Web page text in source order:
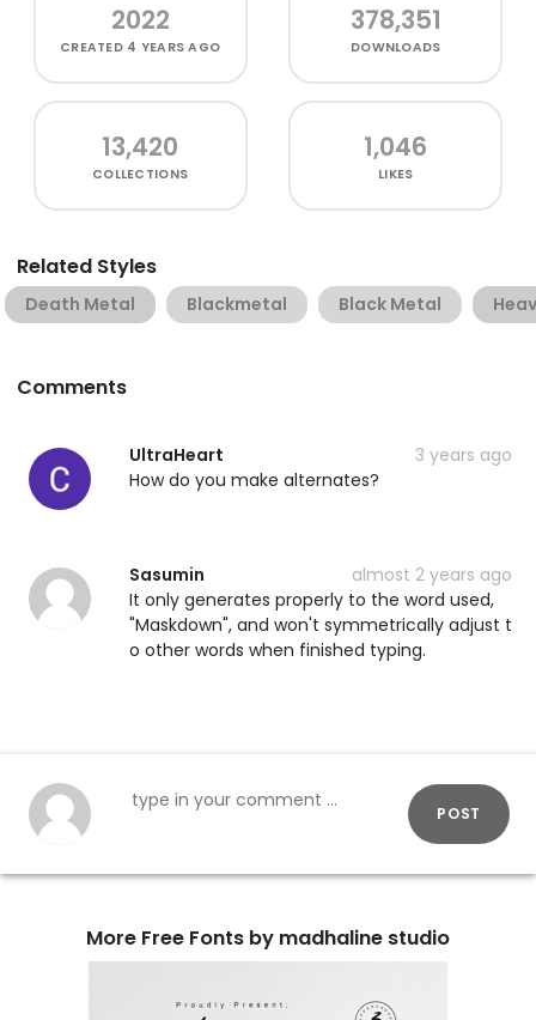
2022
CREATED 4 YEARS AGO
378,351
DOWNLOADS
13,420
COLLECTIONS
1,046
LIKES
Related Styles
Death Metal Blackmetal Black Metal
Comments
UltraHeart
3 years ago
How do you make alternates?
Sasumin
almost 2 years ago
It only generates properly to the word used,
"Maskdown", and won't symmetrically adjust t
o other words when finished typing.
POST
More Free Fonts by madhaline studio